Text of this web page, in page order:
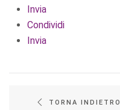
Invia
Condividi
Invia
TORNA INDIETRO